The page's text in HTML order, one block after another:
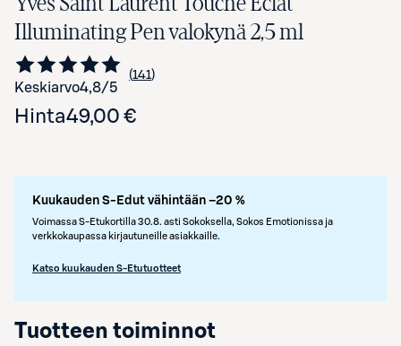
Illuminating Pen valokynä 2,5 ml
Keskiarvo4,8/5 Siirry arvioihin
141
kappaletta
Hinta49,00 €
Kuukauden S-Edut vähintään –20 %
Voimassa S-Etukortilla 30.8. asti Sokoksella, Sokos Emotionissa ja
verkkokaupassa kirjautuneille asiakkaille.
Katso kuukauden S-Etutuotteet
Tuotteen toiminnot